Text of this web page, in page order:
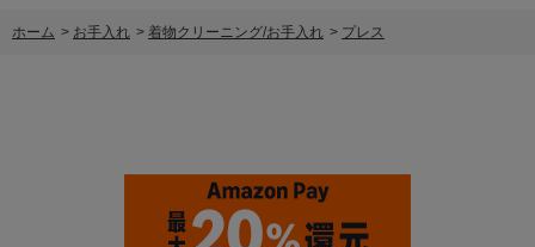
ホーム > お手入れ > 着物クリーニング/お手入れ > プレス